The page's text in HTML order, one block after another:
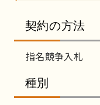
契約の方法
指名競争入札
種別